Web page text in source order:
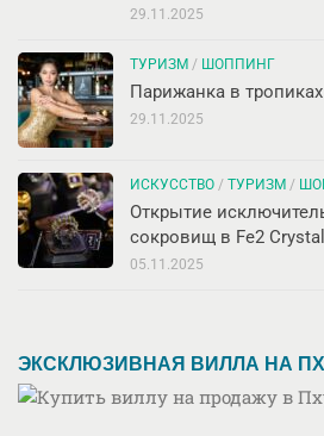
29.11.2025
ТУРИЗМ / ШОППИНГ
Парижанка в тропиках
29.11.2025
ИСКУССТВО / ТУРИЗМ /
Открытие
сокровищ в Fe2
05.11.2025
ЭКСКЛЮЗИВНАЯ ВИЛЛА НА